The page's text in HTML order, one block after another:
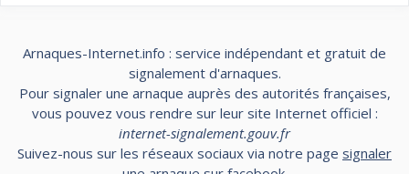
Arnaques-Internet.info : service indépendant et gratuit de
signalement d'arnaques.
Pour signaler une arnaque auprès des autorités françaises,
vous pouvez vous rendre sur leur site Internet officiel :
internet-signalement.gouv.fr
Suivez-nous sur les réseaux sociaux via notre page signaler